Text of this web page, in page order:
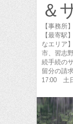
＆
【事務
【最寄
なエリア
市、習志
続手続の
留分の請
17:00 土